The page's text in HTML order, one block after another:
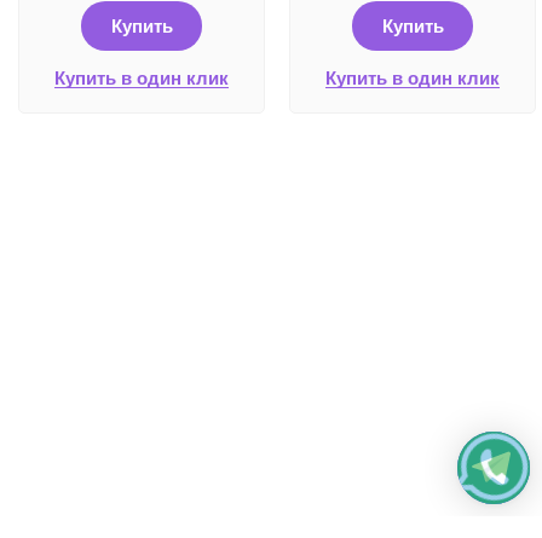
Купить
Купить в один клик
Купить
Купить в один клик